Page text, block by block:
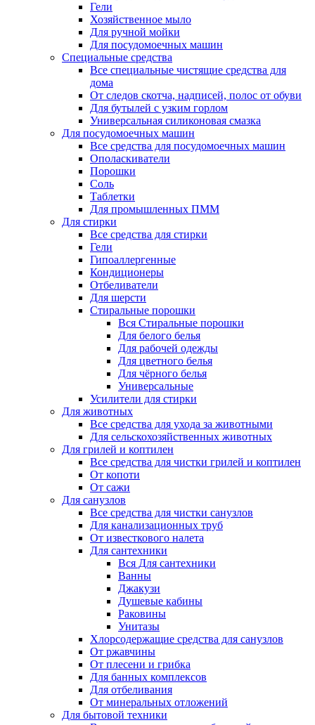
Гели
Хозяйственное мыло
Для ручной мойки
Для посудомоечных машин
Специальные средства
Все специальные чистящие средства для
дома
От следов скотча, надписей, полос от обуви
Для бутылей с узким горлом
Универсальная силиконовая смазка
Для посудомоечных машин
Все средства для посудомоечных машин
Ополаскиватели
Порошки
Соль
Таблетки
Для промышленных ПММ
Для стирки
Все средства для стирки
Гели
Гипоаллергенные
Кондиционеры
Отбеливатели
Для шерсти
Стиральные порошки
Вся Стиральные порошки
Для белого белья
Для рабочей одежды
Для цветного белья
Для чёрного белья
Универсальные
Усилители для стирки
Для животных
Все средства для ухода за животными
Для сельскохозяйственных животных
Для грилей и коптилен
Все средства для чистки грилей и коптилен
От копоти
От сажи
Для санузлов
Все средства для чистки санузлов
Для канализационных труб
От известкового налета
Для сантехники
Вся Для сантехники
Ванны
Джакузи
Душевые кабины
Раковины
Унитазы
Хлорсодержащие средства для санузлов
От ржавчины
От плесени и грибка
Для банных комплексов
Для отбеливания
От минеральных отложений
Для бытовой техники